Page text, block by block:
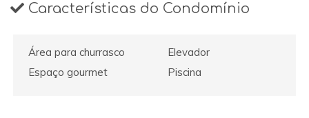
Características do Condomínio
Área para churrasco
Elevador
Espaço gourmet
Piscina